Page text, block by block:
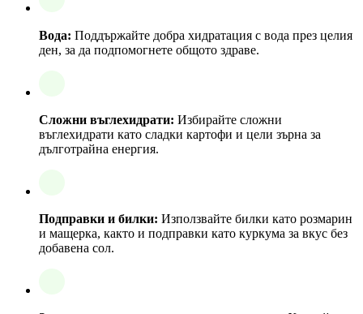
Вода: Поддържайте добра хидратация с вода през целия
ден, за да подпомогнете общото здраве.
Сложни въглехидрати: Избирайте сложни
въглехидрати като сладки картофи и цели зърна за
дълготрайна енергия.
Подправки и билки: Използвайте билки като розмарин
и мащерка, както и подправки като куркума за вкус без
добавена сол.